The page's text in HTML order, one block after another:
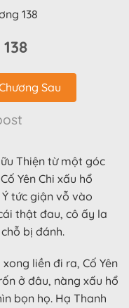
138
Sau
Thiện từ một góc
Yên Chi xấu hổ
tức giận vỗ vào
thật đau, cô ấy la
bị đánh.
liền đi ra, Cố Yên
ở đâu, nàng xấu hổ
bọn họ. Hạ Thanh